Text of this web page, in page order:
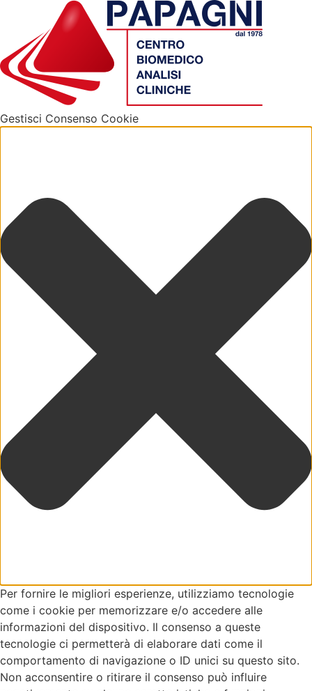
Gestisci Consenso Cookie
Per fornire le migliori esperienze, utilizziamo tecnologie
come i cookie per memorizzare e/o accedere alle
informazioni del dispositivo. Il consenso a queste
tecnologie ci permetterà di elaborare dati come il
comportamento di navigazione o ID unici su questo sito.
Non acconsentire o ritirare il consenso può influire